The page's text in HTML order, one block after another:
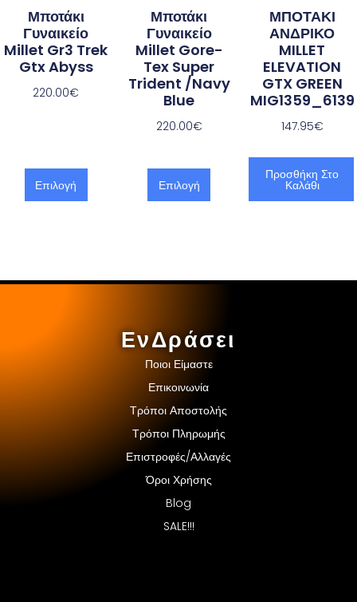
Μποτάκι
Γυναικείο
Millet Gr3 Trek
Gtx Abyss
220.00€
Επιλογή
Μποτάκι
Γυναικείο
Millet Gore-
Tex Super
Trident /Navy
Blue
220.00€
Επιλογή
ΜΠΟΤΑΚΙ
ΑΝΔΡΙΚΟ
MILLET
ELEVATION
GTX GREEN
MIG1359_6139
147.95€
Προσθήκη Στο
Καλάθι
ΕνΔράσει
Ποιοι Είμαστε
Επικοινωνία
Τρόποι Αποστολής
Τρόποι Πληρωμής
Επιστροφές/Αλλαγές
Όροι Χρήσης
Blog
SALE!!!